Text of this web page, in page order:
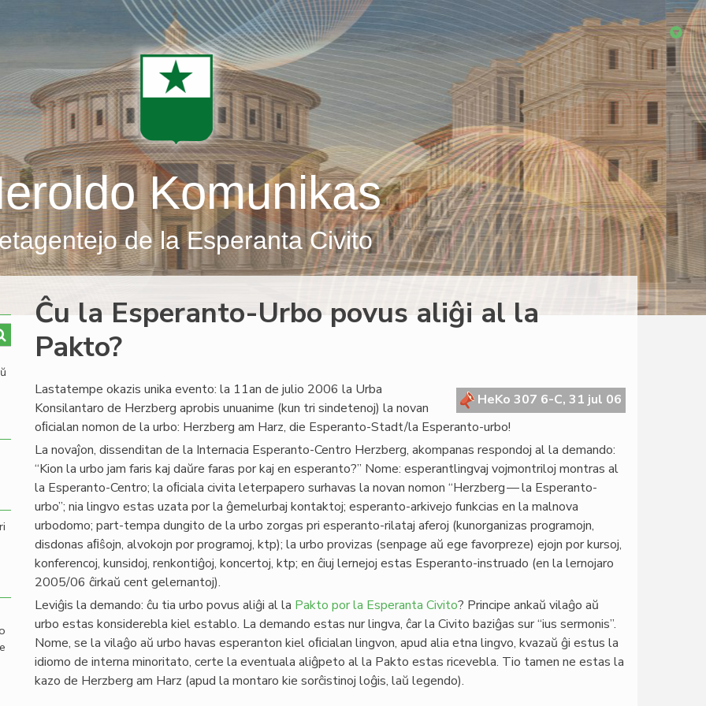
Komunikas
de la Esperanta Civito
Ĉu la Esperanto-Urbo povus aliĝi al la
Pakto?
HeKo 307 6-C, 31 jul 06
Lastatempe okazis unika evento: la 11an de julio 2006 la Urba
Konsilantaro de Herzberg aprobis unuanime (kun tri sindetenoj) la novan
oﬁcialan nomon de la urbo: Herzberg am Harz, die Esperanto-Stadt/la Esperanto-urbo!
La novaĵon, dissenditan de la Internacia Esperanto-Centro Herzberg, akompanas respondoj al la demando:
“Kion la urbo jam faris kaj daŭre faras por kaj en esperanto?” Nome: esperantlingvaj vojmontriloj montras al
la Esperanto-Centro; la oﬁciala civita leterpapero surhavas la novan nomon “Herzberg — la Esperanto-
urbo”; nia lingvo estas uzata por la ĝemelurbaj kontaktoj; esperanto-arkivejo funkcias en la malnova
urbodomo; part-tempa dungito de la urbo zorgas pri esperanto-rilataj aferoj (kunorganizas programojn,
disdonas aﬁŝojn, alvokojn por programoj, ktp); la urbo provizas (senpage aŭ ege favorpreze) ejojn por kursoj,
konferencoj, kunsidoj, renkontiĝoj, koncertoj, ktp; en ĉiuj lernejoj estas Esperanto-instruado (en la lernojaro
2005/06 ĉirkaŭ cent gelernantoj).
Leviĝis la demando: ĉu tia urbo povus aliĝi al la Pakto por la Esperanta Civito? Principe ankaŭ vilaĝo aŭ
urbo estas konsiderebla kiel establo. La demando estas nur lingva, ĉar la Civito baziĝas sur “ius sermonis”.
Nome, se la vilaĝo aŭ urbo havas esperanton kiel oﬁcialan lingvon, apud alia etna lingvo, kvazaŭ ĝi estus la
idiomo de interna minoritato, certe la eventuala aliĝpeto al la Pakto estas ricevebla. Tio tamen ne estas la
kazo de Herzberg am Harz (apud la montaro kie sorĉistinoj loĝis, laŭ legendo).